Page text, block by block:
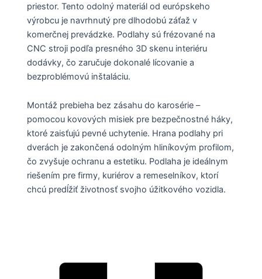
priestor. Tento odolný materiál od európskeho
výrobcu je navrhnutý pre dlhodobú záťaž v
komerčnej prevádzke. Podlahy sú frézované na
CNC stroji podľa presného 3D skenu interiéru
dodávky, čo zaručuje dokonalé lícovanie a
bezproblémovú inštaláciu.
Montáž prebieha bez zásahu do karosérie –
pomocou kovových misiek pre bezpečnostné háky,
ktoré zaisťujú pevné uchytenie. Hrana podlahy pri
dverách je zakončená odolným hliníkovým profilom,
čo zvyšuje ochranu a estetiku. Podlaha je ideálnym
riešením pre firmy, kuriérov a remeselníkov, ktorí
chcú predĺžiť životnosť svojho úžitkového vozidla.